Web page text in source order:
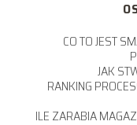
CO TO JEST
JAK
RANKING
ILE ZARABIA